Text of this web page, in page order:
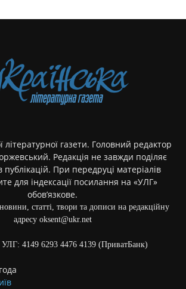
літературної газети. Головний редактор
Редакція не завжди поділяє
публікацій. При передруці матеріалів
для індексації посилання на «УЛГ»
обов’язкове.
статті, твори та дописи на редакційну
адресу oksent@ukr.net
УЛГ: 4149 6293 4476 4139 (ПриватБанк)